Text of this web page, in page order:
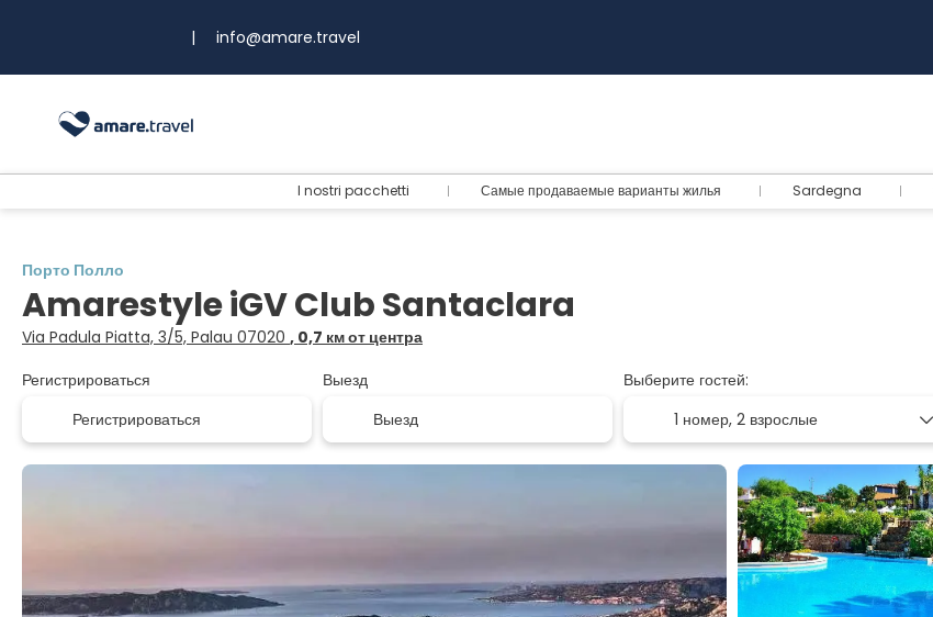
| info@amare.travel
I nostri pacchetti Самые продаваемые варианты жилья Sardegna
Порто Полло
Amarestyle iGV Club Santaclara
Via Padula Piatta, 3/5, Palau 07020 , 0,7 км от центра
Регистрироваться
Выезд
Выберите гостей:
1 номер, 2 взрослые